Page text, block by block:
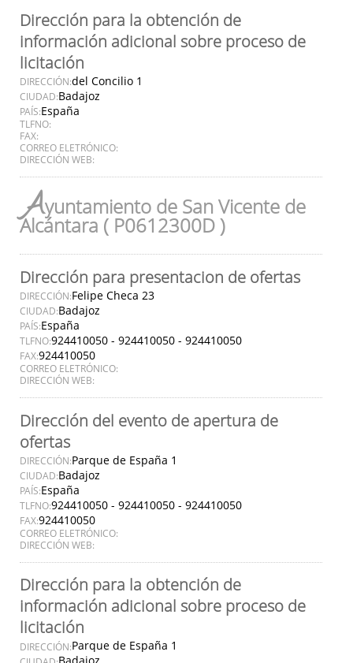
Dirección para la obtención de
información adicional sobre proceso de
licitación
DIRECCIÓN:del Concilio 1
CIUDAD:Badajoz
PAÍS:España
TLFNO:
FAX:
CORREO ELETRÓNICO:
DIRECCIÓN WEB:
Ayuntamiento de San Vicente de
Alcántara ( P0612300D )
Dirección para presentacion de ofertas
DIRECCIÓN:Felipe Checa 23
CIUDAD:Badajoz
PAÍS:España
TLFNO:924410050 - 924410050 - 924410050
FAX:924410050
CORREO ELETRÓNICO:
DIRECCIÓN WEB:
Dirección del evento de apertura de
ofertas
DIRECCIÓN:Parque de España 1
CIUDAD:Badajoz
PAÍS:España
TLFNO:924410050 - 924410050 - 924410050
FAX:924410050
CORREO ELETRÓNICO:
DIRECCIÓN WEB:
Dirección para la obtención de
información adicional sobre proceso de
licitación
DIRECCIÓN:Parque de España 1